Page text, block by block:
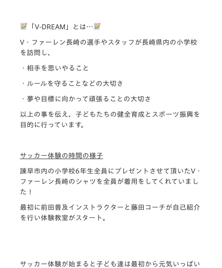
「V-DREAM」とは…
V・ファーレン長崎の選手やスタッフが長崎県内の小学校
を訪問し、
・相手を思いやること
・ルールを守ることなどの大切さ
・夢や目標に向かって頑張ることの大切さ
以上の事を伝え、子どもたちの健全育成とスポーツ振興を
目的に行っています。
サッカー体験の時間の様子
諫早市内の小学校6年生全員にプレゼントさせて頂いたV・
ファーレン長崎のシャツを全員が着用をしてくれていまし
た！
最初に前田普及インストラクターと藤田コーチが自己紹介
を行い体験教室がスタート。
サッカー体験が始まると子ども達は最初から元気いっぱい